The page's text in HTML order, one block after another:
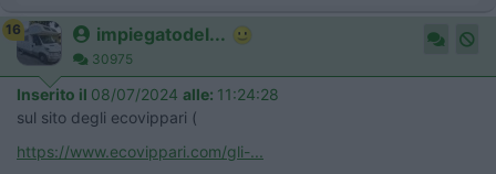
16 impiegatodel...
30975
Inserito il 08/07/2024 alle: 11:24:28
sul sito degli ecovippari (
https://www.ecovippari.com/gli-...